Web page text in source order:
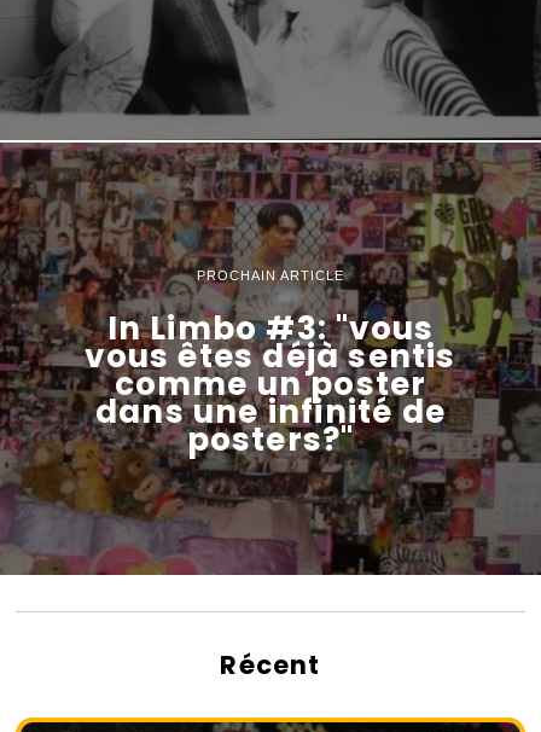
PROCHAIN ARTICLE
In Limbo #3: "vous
vous êtes déjà sentis
comme un poster
dans une infinité de
posters?"
Récent